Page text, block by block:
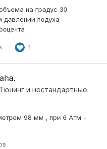
на градус 30
давлении подуха
1
Тюнинг и нестандартные
98 мм , при 6 Атм -